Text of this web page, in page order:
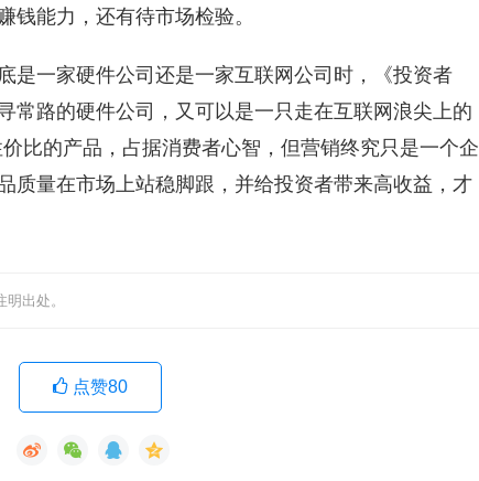
钱能力，还有待市场检验。
是一家硬件公司还是一家互联网公司时，《投资者
常路的硬件公司，又可以是一只走在互联网浪尖上的
价比的产品，占据消费者心智，但营销终究只是一个企
质量在市场上站稳脚跟，并给投资者带来高收益，才
出处。
点赞80